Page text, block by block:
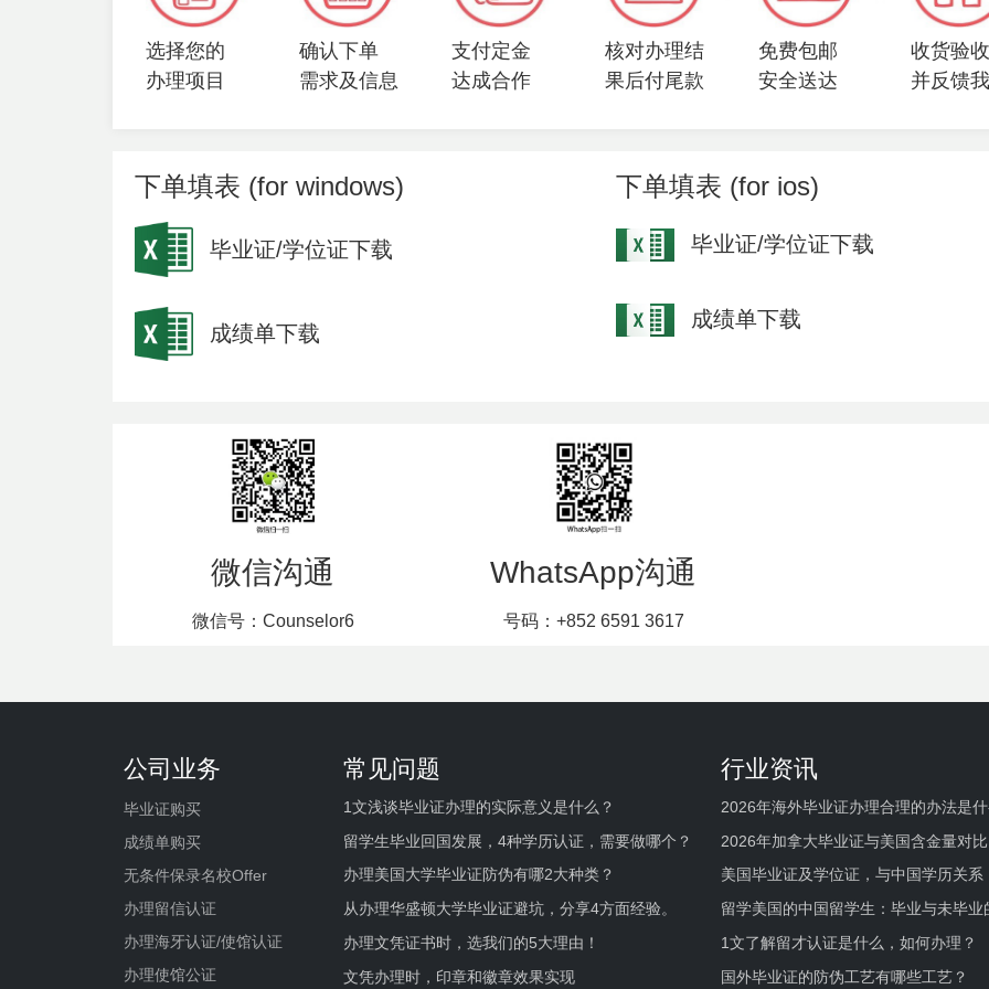
选择您的
办理项目
确认下单
需求及信息
支付定金
达成合作
核对办理结
果后付尾款
免费包邮
安全送达
收货验
并反馈
下单填表 (for windows)
毕业证/学位证下载
成绩单下载
下单填表 (for ios)
毕业证/学位证下载
成绩单下载
微信沟通
微信号：Counselor6
WhatsApp沟通
号码：+852 6591 3617
公司业务
毕业证购买
成绩单购买
无条件保录名校Offer
办理留信认证
办理海牙认证/使馆认证
办理使馆公证
常见问题
1文浅谈毕业证办理的实际意义是什么？
留学生毕业回国发展，4种学历认证，需要做哪个？
办理美国大学毕业证防伪有哪2大种类？
从办理华盛顿大学毕业证避坑，分享4方面经验。
办理文凭证书时，选我们的5大理由！
文凭办理时，印章和徽章效果实现
行业资讯
2026年海外毕业证办理合理的办法是
2026年加拿大毕业证与美国含金量对比
美国毕业证及学位证，与中国学历关系
留学美国的中国留学生：毕业与未毕业
1文了解留才认证是什么，如何办理？
国外毕业证的防伪工艺有哪些工艺？